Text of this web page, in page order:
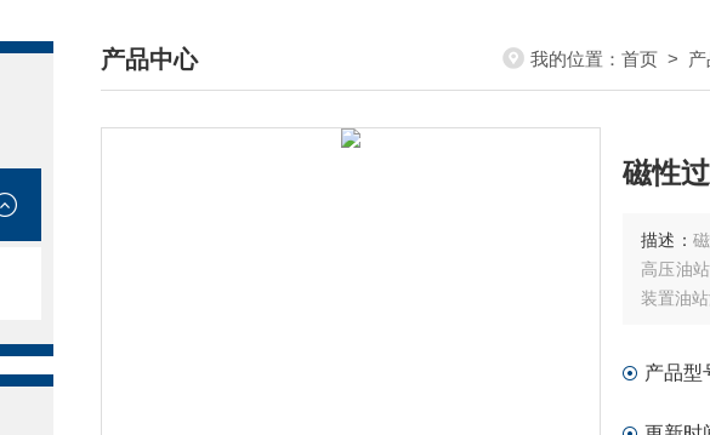
产品中心
/ PRODUCTS CENTER
我的位置： 首页 >
磁性
描述：
高压油
装置油
产品型